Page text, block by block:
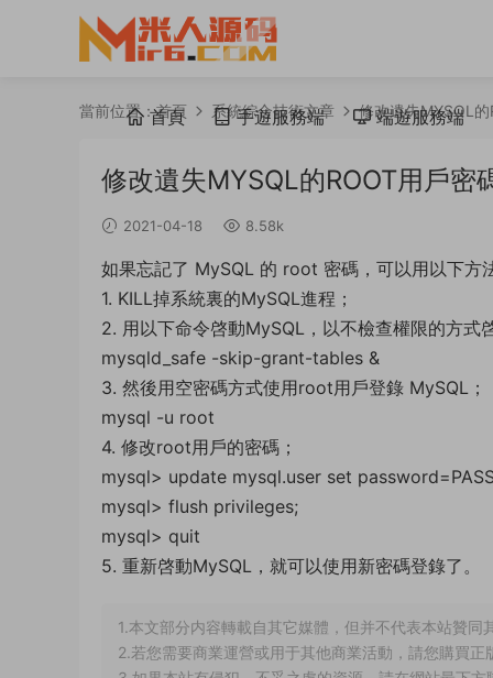
首頁 手遊服務端 端遊服務端
當前位置：首頁 系統綜合技術文章 修改遺失MYSQL
修改遺失MYSQL的ROOT用戶密
2021-04-18 8.58k
如果忘記了 MySQL 的 root 密碼，可以用以下方
1. KILL掉系統裏的MySQL進程；
2. 用以下命令啓動MySQL，以不檢查權限的方式
mysqld_safe -skip-grant-tables &
3. 然後用空密碼方式使用root用戶登錄 MySQL；
mysql -u root
4. 修改root用戶的密碼；
mysql> update mysql.user set
mysql> flush privileges;
mysql> quit
5. 重新啓動MySQL，就可以使用新密碼登錄了。
1.本文部分内容轉載自其它媒體，但并不代表本站贊同
2.若您需要商業運營或用于其他商業活動，請您購買正